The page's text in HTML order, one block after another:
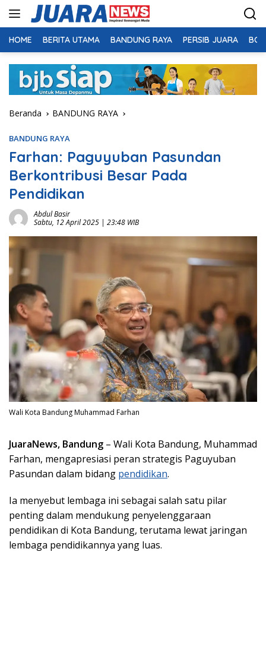
HOME BERITA UTAMA BANDUNG RAYA PERSIB JUARA
Beranda BANDUNG RAYA
BANDUNG RAYA
Farhan: Paguyuban Pasundan
Berkontribusi Besar Pada
Pendidikan
Abdul Basir
Sabtu, 12 April 2025 | 23:48 WIB
Wali Kota Bandung Muhammad Farhan
JuaraNews, Bandung – Wali Kota Bandung, Muhammad
Farhan, mengapresiasi peran strategis Paguyuban
Pasundan dalam bidang pendidikan.
Ia menyebut lembaga ini sebagai salah satu pilar
penting dalam mendukung penyelenggaraan
pendidikan di Kota Bandung, terutama lewat jaringan
lembaga pendidikannya yang luas.